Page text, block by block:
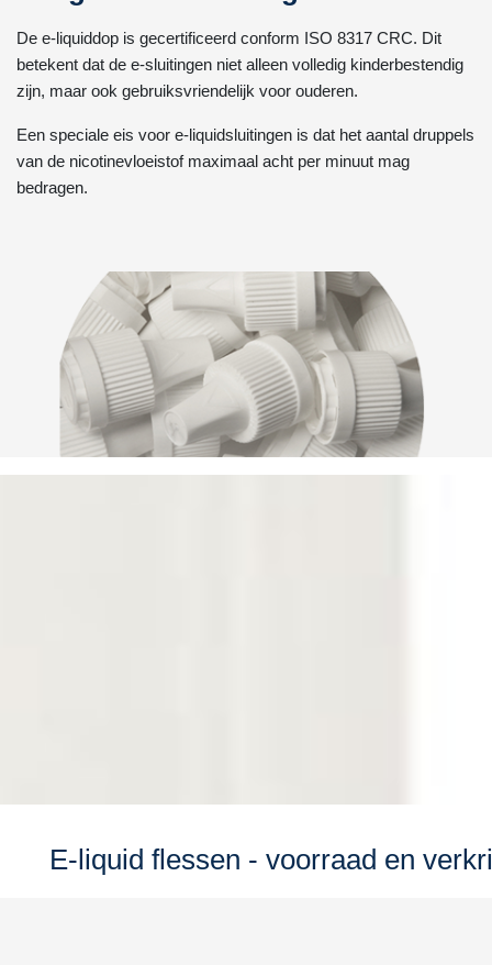
De e-liquiddop is gecertificeerd conform ISO 8317 CRC. Dit
betekent dat de e-sluitingen niet alleen volledig kinderbestendig
zijn, maar ook gebruiksvriendelijk voor ouderen.
Een speciale eis voor e-liquidsluitingen is dat het aantal druppels
van de nicotinevloeistof maximaal acht per minuut mag
bedragen.
E-liquid flessen - voorraad en